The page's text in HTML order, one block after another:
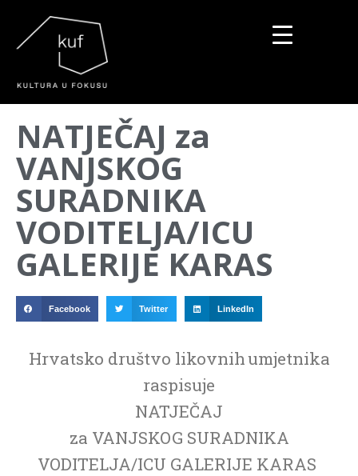
NATJEČAJ za
VANJSKOG
SURADNIKA
VODITELJA/ICU
GALERIJE KARAS
Facebook Twitter LinkedIn
Hrvatsko društvo likovnih umjetnika
raspisuje
NATJEČAJ
za VANJSKOG SURADNIKA
VODITELJA/ICU GALERIJE KARAS
▼
▼